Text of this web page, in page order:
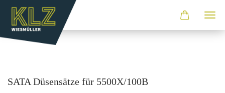
SATA Dü­sen­sät­ze für 5500X/100B